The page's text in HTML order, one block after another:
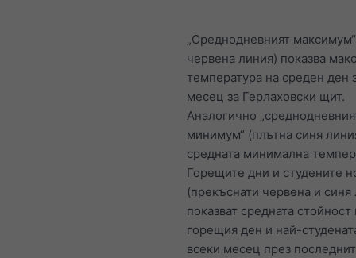
„Среднодневният
червена линия) показва
температура на среден ден
месец за Герлаховски щит.
Аналогично
минимум“ (плътна синя
средната минимална
Горещите дни и студените
(прекъснати червена и синя
показват средната
горещия ден и най-
всеки месец през